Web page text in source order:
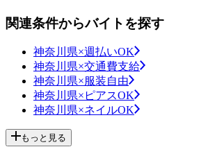
関連条件からバイトを探す
神奈川県×週払いOK
神奈川県×交通費支給
神奈川県×服装自由
神奈川県×ピアスOK
神奈川県×ネイルOK
もっと見る